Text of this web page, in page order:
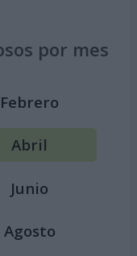
por mes
Febrero
Abril
Junio
Agosto